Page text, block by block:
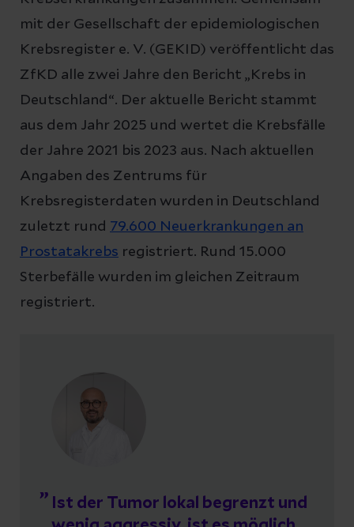
mit der Gesellschaft der epidemiologischen
Krebsregister e. V. (GEKID) veröffentlicht das
ZfKD alle zwei Jahre den Bericht „Krebs in
Deutschland“. Der aktuelle Bericht stammt
aus dem Jahr 2025 und wertet die Krebsfälle
der Jahre 2021 bis 2023 aus. Nach aktuellen
Angaben des Zentrums für
Krebsregisterdaten wurden in Deutschland
zuletzt rund 79.600 Neuerkrankungen an
Prostatakrebs registriert. Rund 15.000
Sterbefälle wurden im gleichen Zeitraum
registriert.
Ist der Tumor lokal begrenzt und